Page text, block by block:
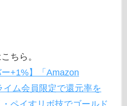
ちら。
+1%】「Amazon
ム会員限定で還元率を
ペイすリボ技でゴールド